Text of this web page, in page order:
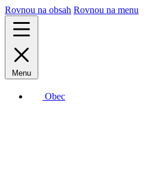
Rovnou na obsah Rovnou na menu
Menu
Obec